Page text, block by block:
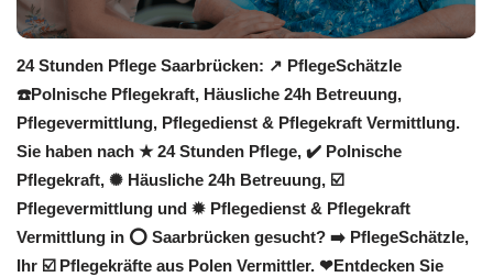
24 Stunden Pflege Saarbrücken: ↗️ PflegeSchätzle
☎️Polnische Pflegekraft, Häusliche 24h Betreuung,
Pflegevermittlung, Pflegedienst & Pflegekraft Vermittlung.
Sie haben nach ★ 24 Stunden Pflege, ✔️ Polnische
Pflegekraft, ✺ Häusliche 24h Betreuung, ☑️
Pflegevermittlung und ✹ Pflegedienst & Pflegekraft
Vermittlung in ⭕ Saarbrücken gesucht? ➡️ PflegeSchätzle,
Ihr ☑️ Pflegekräfte aus Polen Vermittler. ❤Entdecken Sie